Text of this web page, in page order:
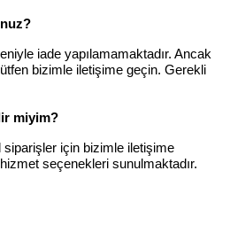
iade yapılamamaktadır. Ancak
bizimle iletişime geçin. Gerekli
miyim?
için bizimle iletişime
seçenekleri sunulmaktadır.